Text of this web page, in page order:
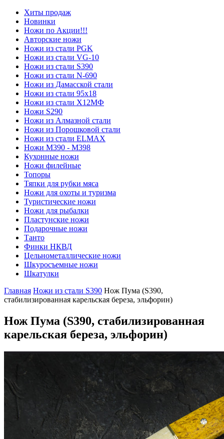
Хиты продаж
Новинки
Ножи по Акции!!!
Авторские ножи
Ножи из стали PGK
Ножи из стали VG-10
Ножи из стали S390
Ножи из стали N-690
Ножи из Дамасской стали
Ножи из стали 95х18
Ножи из стали Х12МФ
Ножи S290
Ножи из Алмазной стали
Ножи из Порошковой стали
Ножи из стали ELMAX
Ножи М390 - М398
Кухонные ножи
Ножи филейные
Топоры
Тяпки для рубки мяса
Ножи для охоты и туризма
Туристические ножи
Ножи для рыбалки
Пластунские ножи
Подарочные ножи
Танто
Финки НКВД
Цельнометаллические ножи
Шкуросъемные ножи
Шкатулки
Главная Ножи из стали S390 Нож Пума (S390,
стабилизированная карельская береза, эльфорин)
Нож Пума (S390, стабилизированная
карельская береза, эльфорин)